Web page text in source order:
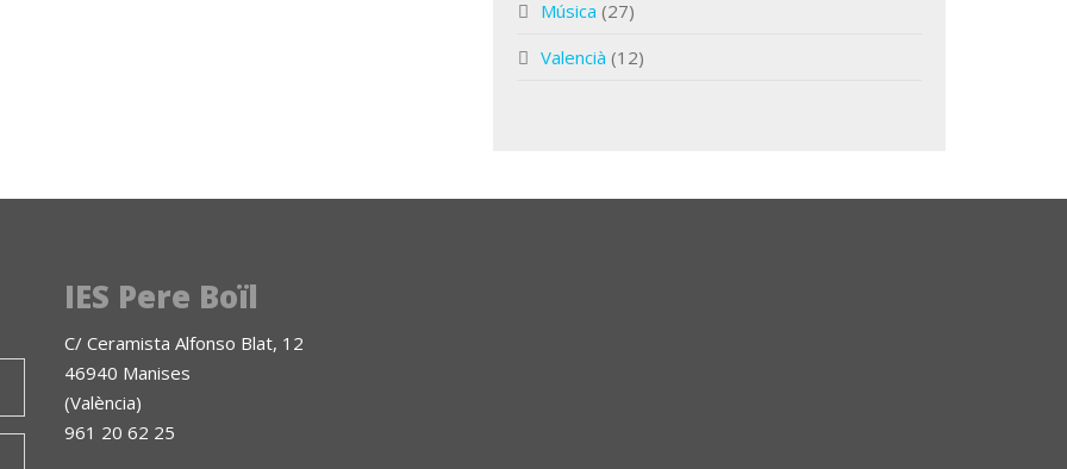
Música (27)
Valencià (12)
IES Pere Boïl
C/ Ceramista Alfonso Blat, 12
46940 Manises
(València)
961 20 62 25